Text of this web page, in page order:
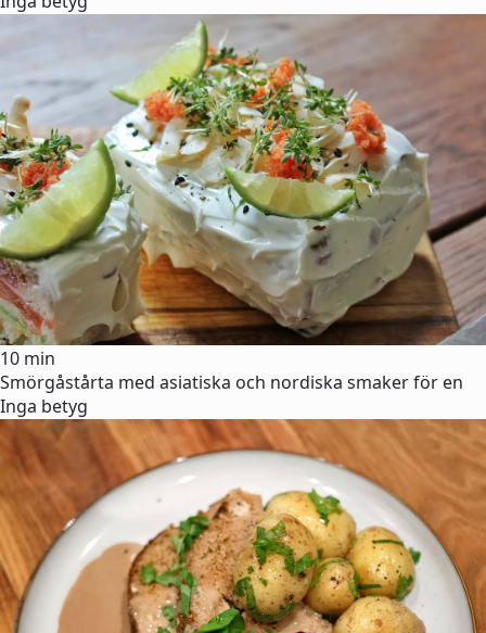
10 min
Smörgåstårta med asiatiska och nordiska smaker för en
Inga betyg